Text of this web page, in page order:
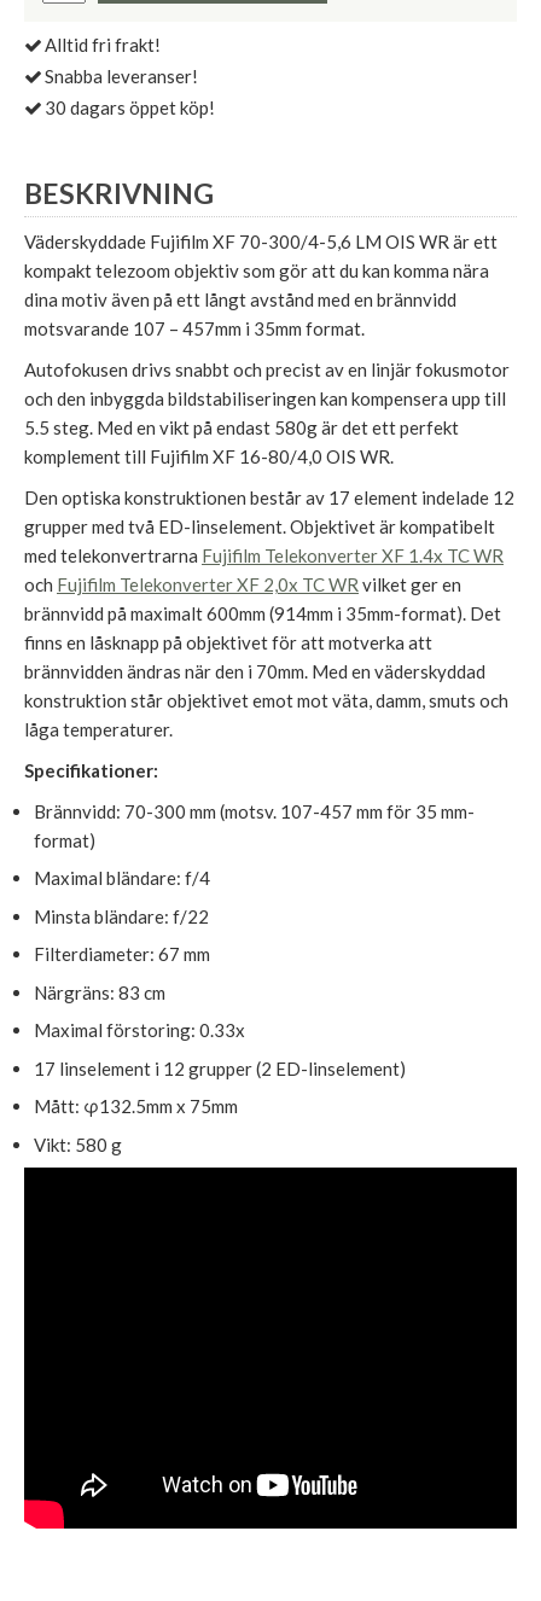
Alltid fri frakt!
Snabba leveranser!
30 dagars öppet köp!
BESKRIVNING
Väderskyddade Fujifilm XF 70-300/4-5,6 LM OIS WR är ett
kompakt telezoom objektiv som gör att du kan komma nära
dina motiv även på ett långt avstånd med en brännvidd
motsvarande 107 – 457mm i 35mm format.
Autofokusen drivs snabbt och precist av en linjär fokusmotor
och den inbyggda bildstabiliseringen kan kompensera upp till
5.5 steg. Med en vikt på endast 580g är det ett perfekt
komplement till Fujifilm XF 16-80/4,0 OIS WR.
Den optiska konstruktionen består av 17 element indelade 12
grupper med två ED-linselement. Objektivet är kompatibelt
med telekonvertrarna Fujifilm Telekonverter XF 1.4x TC WR
och Fujifilm Telekonverter XF 2,0x TC WR vilket ger en
brännvidd på maximalt 600mm (914mm i 35mm-format). Det
finns en låsknapp på objektivet för att motverka att
brännvidden ändras när den i 70mm. Med en väderskyddad
konstruktion står objektivet emot mot väta, damm, smuts och
låga temperaturer.
Specifikationer:
Brännvidd: 70-300 mm (motsv. 107-457 mm för 35 mm-
format)
Maximal bländare: f/4
Minsta bländare: f/22
Filterdiameter: 67 mm
Närgräns: 83 cm
Maximal förstoring: 0.33x
17 linselement i 12 grupper (2 ED-linselement)
Mått: φ132.5mm x 75mm
Vikt: 580 g